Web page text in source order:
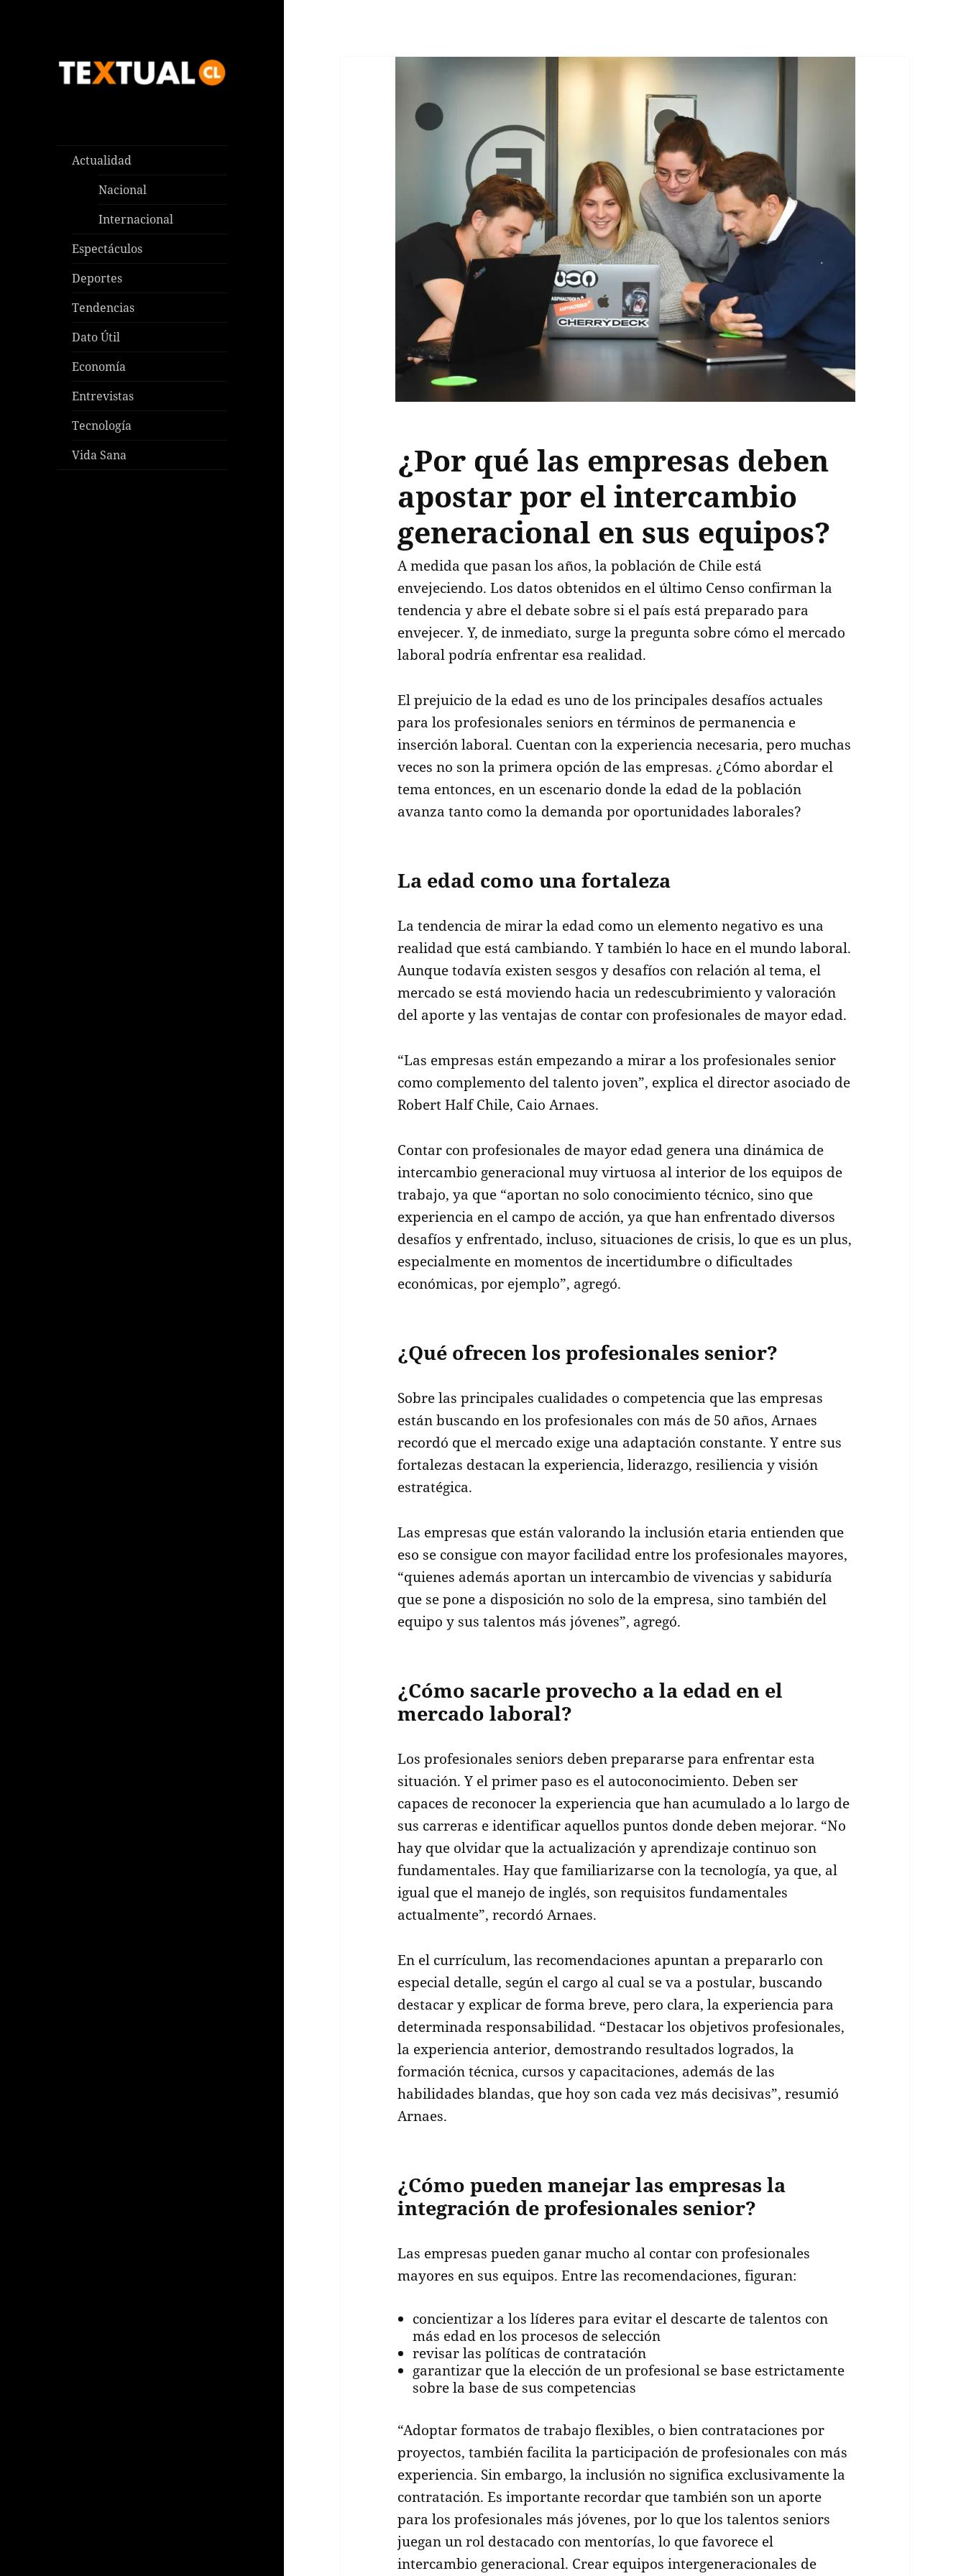
Actualidad
Nacional
Internacional
Espectáculos
Deportes
Tendencias
Dato Útil
Economía
Entrevistas
Tecnología
Vida Sana
¿Por qué las empresas deben
apostar por el intercambio
generacional en sus equipos?
A medida que pasan los años, la población de Chile está
envejeciendo. Los datos obtenidos en el último Censo confirman la
tendencia y abre el debate sobre si el país está preparado para
envejecer. Y, de inmediato, surge la pregunta sobre cómo el mercado
laboral podría enfrentar esa realidad.
El prejuicio de la edad es uno de los principales desafíos actuales
para los profesionales seniors en términos de permanencia e
inserción laboral. Cuentan con la experiencia necesaria, pero muchas
veces no son la primera opción de las empresas. ¿Cómo abordar el
tema entonces, en un escenario donde la edad de la población
avanza tanto como la demanda por oportunidades laborales?
La edad como una fortaleza
La tendencia de mirar la edad como un elemento negativo es una
realidad que está cambiando. Y también lo hace en el mundo laboral.
Aunque todavía existen sesgos y desafíos con relación al tema, el
mercado se está moviendo hacia un redescubrimiento y valoración
del aporte y las ventajas de contar con profesionales de mayor edad.
“Las empresas están empezando a mirar a los profesionales senior
como complemento del talento joven”, explica el director asociado de
Robert Half Chile, Caio Arnaes.
Contar con profesionales de mayor edad genera una dinámica de
intercambio generacional muy virtuosa al interior de los equipos de
trabajo, ya que “aportan no solo conocimiento técnico, sino que
experiencia en el campo de acción, ya que han enfrentado diversos
desafíos y enfrentado, incluso, situaciones de crisis, lo que es un plus,
especialmente en momentos de incertidumbre o dificultades
económicas, por ejemplo”, agregó.
¿Qué ofrecen los profesionales senior?
Sobre las principales cualidades o competencia que las empresas
están buscando en los profesionales con más de 50 años, Arnaes
recordó que el mercado exige una adaptación constante. Y entre sus
fortalezas destacan la experiencia, liderazgo, resiliencia y visión
estratégica.
Las empresas que están valorando la inclusión etaria entienden que
eso se consigue con mayor facilidad entre los profesionales mayores,
“quienes además aportan un intercambio de vivencias y sabiduría
que se pone a disposición no solo de la empresa, sino también del
equipo y sus talentos más jóvenes”, agregó.
¿Cómosacarleprovecho a la edad en el
mercado laboral?
Los profesionales seniors deben prepararse para enfrentar esta
situación. Y el primer paso es el autoconocimiento. Deben ser
capaces de reconocer la experiencia que han acumulado a lo largo de
sus carreras e identificar aquellos puntos donde deben mejorar. “No
hay que olvidar que la actualización y aprendizaje continuo son
fundamentales. Hay que familiarizarse con la tecnología, ya que, al
igual que el manejo de inglés, son requisitos fundamentales
actualmente”, recordó Arnaes.
En el currículum, las recomendaciones apuntan a prepararlo con
especial detalle, según el cargo al cual se va a postular, buscando
destacar y explicar de forma breve, pero clara, la experiencia para
determinada responsabilidad. “Destacar los objetivos profesionales,
la experiencia anterior, demostrando resultados logrados, la
formación técnica, cursos y capacitaciones, además de las
habilidades blandas, que hoy son cada vez más decisivas”, resumió
Arnaes.
¿Cómo pueden manejar las empresas la
integración de profesionales senior?
Las empresas pueden ganar mucho al contar con profesionales
mayores en sus equipos. Entre las recomendaciones, figuran:
concientizar a los líderes para evitar el descarte de talentos con
más edad en los procesos de selección
revisar las políticas de contratación
garantizar que la elección de un profesional se base estrictamente
sobre la base de sus competencias
“Adoptar formatos de trabajo flexibles, o bien contrataciones por
proyectos, también facilita la participación de profesionales con más
experiencia. Sin embargo, la inclusión no significa exclusivamente la
contratación. Es importante recordar que también son un aporte
para los profesionales más jóvenes, por lo que los talentos seniors
juegan un rol destacado con mentorías, lo que favorece el
intercambio generacional. Crear equipos intergeneracionales de